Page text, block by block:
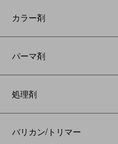
カラー剤
パーマ剤
処理剤
バリカン/トリマー